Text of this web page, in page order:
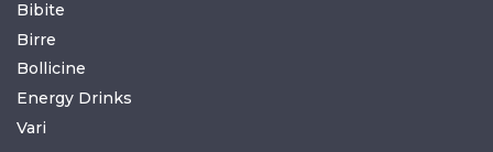
Bibite
Birre
Bollicine
Energy Drinks
Vari